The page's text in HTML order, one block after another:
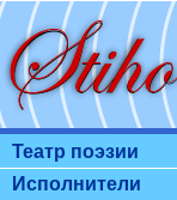
Театр поэзии
Исполнители